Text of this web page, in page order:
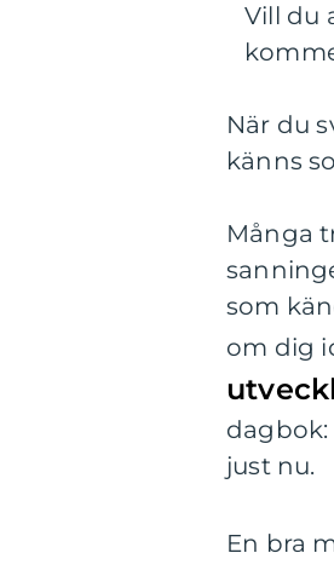
Vill du
När du
känns
Många
som
om dig
just nu.
En bra